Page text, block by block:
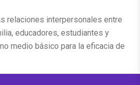
relaciones interpersonales entre
educadores, estudiantes y
medio básico para la eficacia de